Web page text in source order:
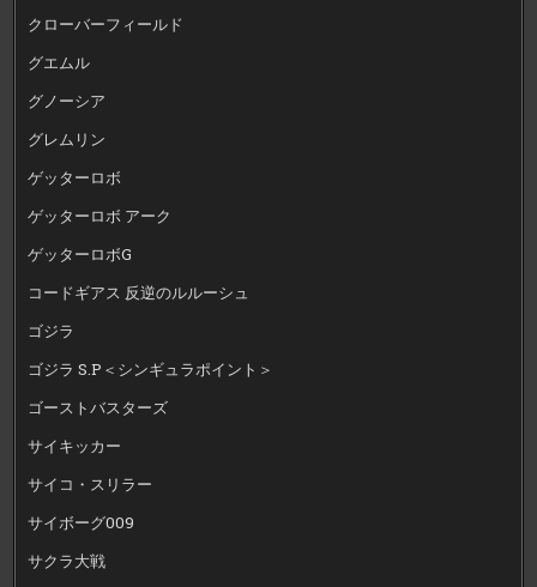
クローバーフィールド
グエムル
グノーシア
グレムリン
ゲッターロボ
ゲッターロボ アーク
ゲッターロボG
コードギアス 反逆のルルーシュ
ゴジラ
ゴジラ S.P＜シンギュラポイント＞
ゴーストバスターズ
サイキッカー
サイコ・スリラー
サイボーグ009
サクラ大戦